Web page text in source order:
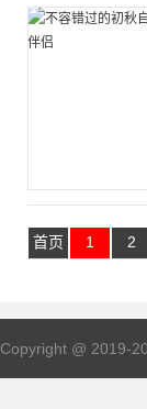
首页 1 2
Copyright @ 2019-